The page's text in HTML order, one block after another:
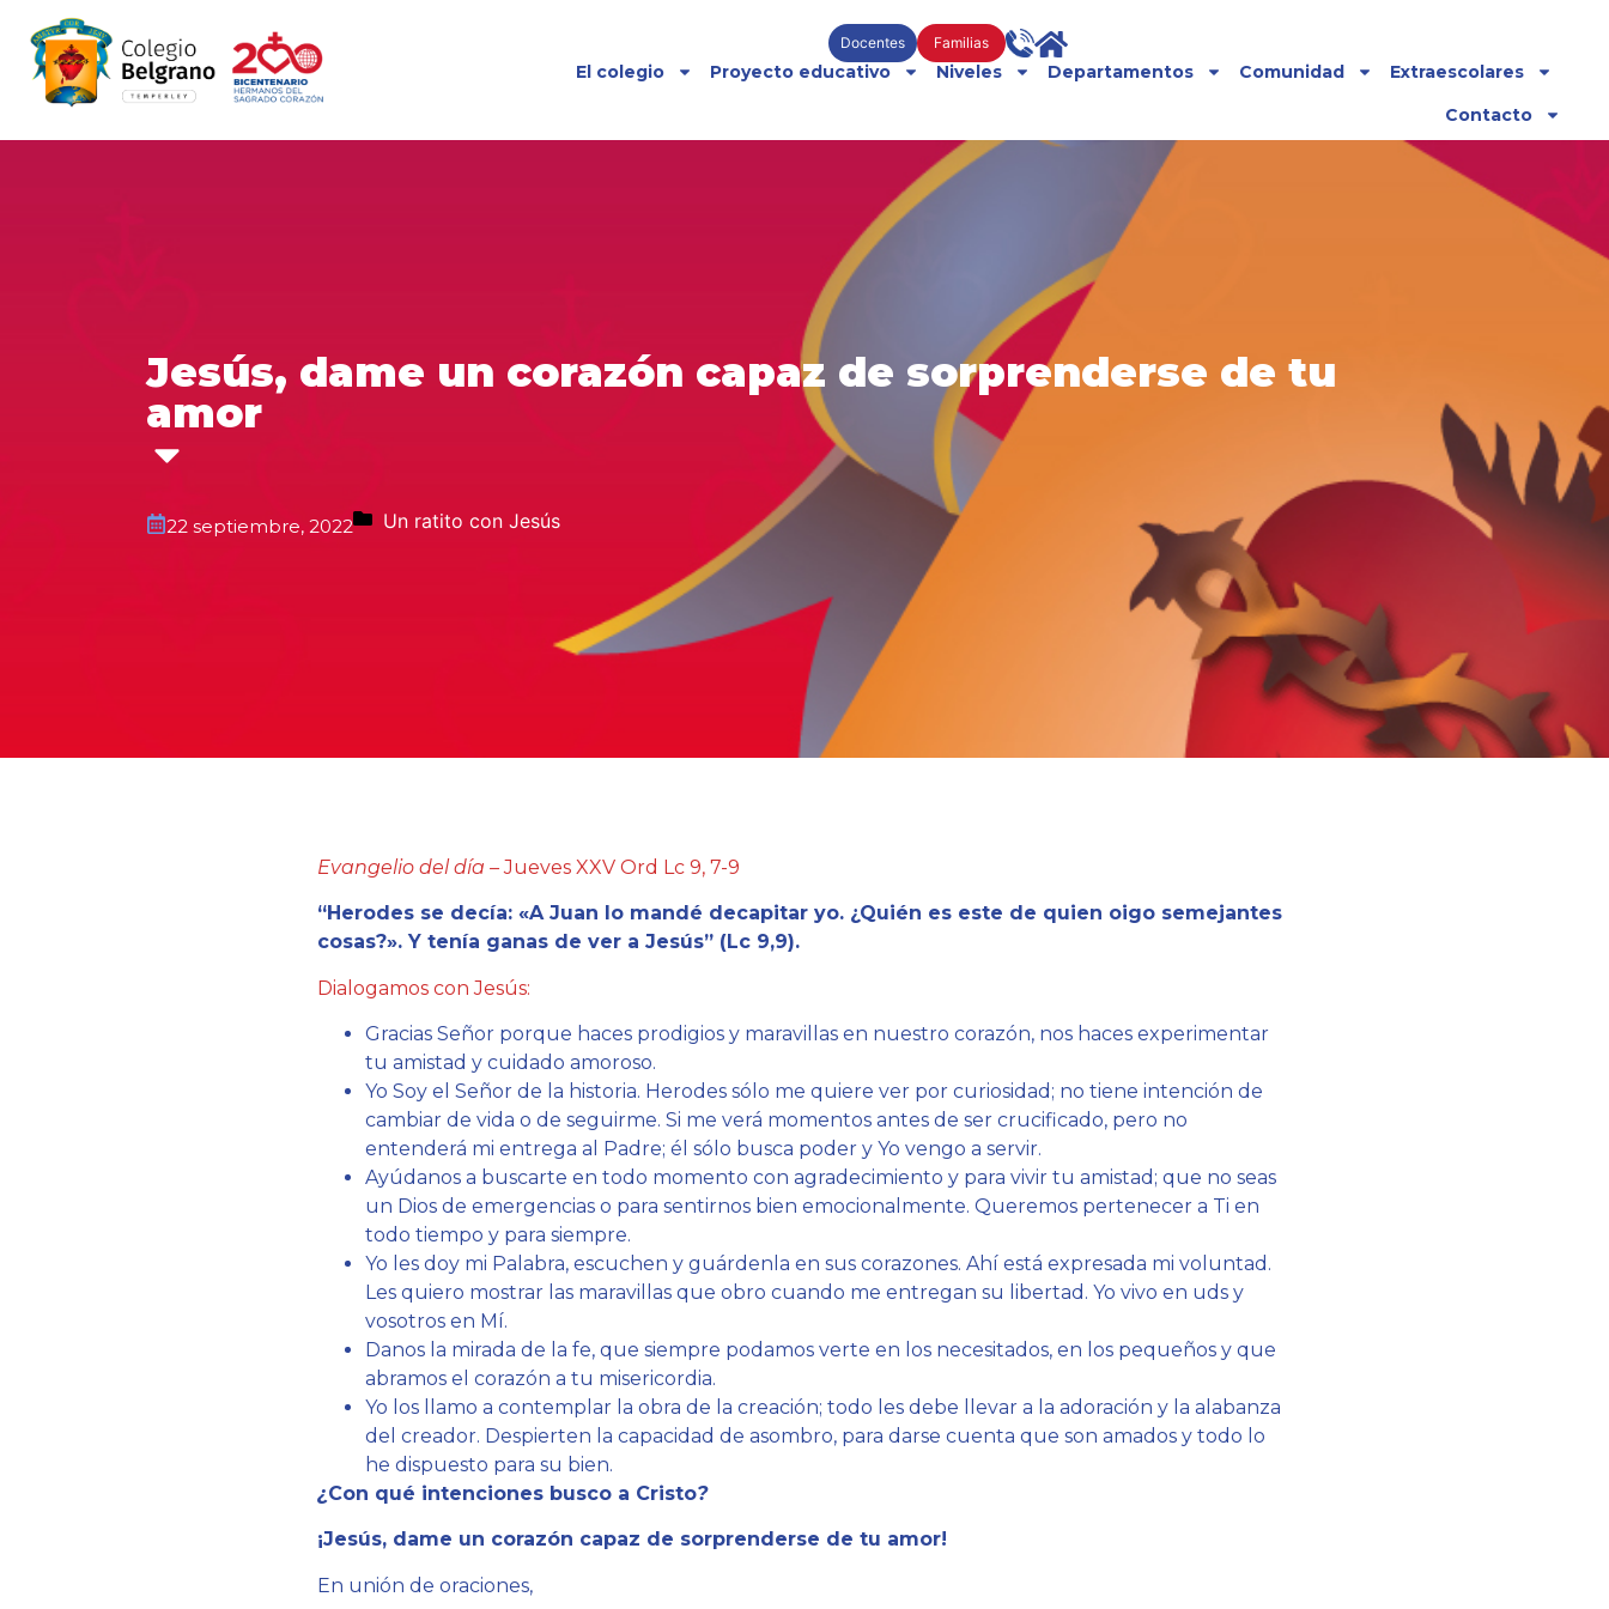
Docentes Familias
El colegio Proyecto educativo Niveles Departamentos Comunidad
Extraescolares
Contacto
Jesús, dame un corazón capaz de sorprenderse de tu
amor
22 septiembre, 2022 Un ratito con Jesús
Evangelio del día –Jueves XXV Ord Lc 9, 7-9
“Herodes se decía: «A Juan lo mandé decapitar yo. ¿Quién es este de quien oigo semejantes
cosas?». Y tenía ganas de ver a Jesús” (Lc 9,9).
Dialogamos con Jesús:
Gracias Señor porque haces prodigios y maravillas en nuestro corazón, nos haces experimentar
tu amistad y cuidado amoroso.
Yo Soy el Señor de la historia. Herodes sólo me quiere ver por curiosidad; no tiene intención de
cambiar de vida o de seguirme. Si me verá momentos antes de ser crucificado, pero no
entenderá mi entrega al Padre; él sólo busca poder y Yo vengo a servir.
Ayúdanos a buscarte en todo momento con agradecimiento y para vivir tu amistad; que no seas
un Dios de emergencias o para sentirnos bien emocionalmente. Queremos pertenecer a Ti en
todo tiempo y para siempre.
Yo les doy mi Palabra, escuchen y guárdenla en sus corazones. Ahí está expresada mi voluntad.
Les quiero mostrar las maravillas que obro cuando me entregan su libertad. Yo vivo en uds y
vosotros en Mí.
Danos la mirada de la fe, que siempre podamos verte en los necesitados, en los pequeños y que
abramos el corazón a tu misericordia.
Yo los llamo a contemplar la obra de la creación; todo les debe llevar a la adoración y la alabanza
del creador. Despierten la capacidad de asombro, para darse cuenta que son amados y todo lo
he dispuesto para su bien.
¿Con qué intenciones busco a Cristo?
¡Jesús, dame un corazón capaz de sorprenderse de tu amor!
En unión de oraciones,